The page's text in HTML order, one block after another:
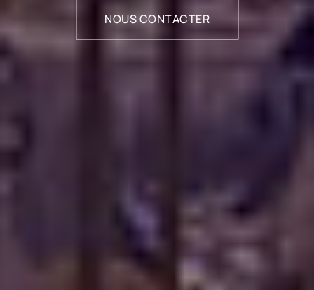
NOUS CONTACTER